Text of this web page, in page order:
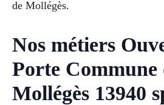
de Mollégès.
Nos métiers
Porte Commune
Mollégès 13940